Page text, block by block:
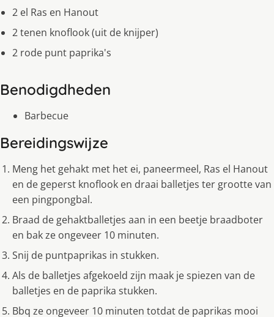
2 el Ras en Hanout
2 tenen knoflook (uit de knijper)
2 rode punt paprika's
Benodigdheden
Barbecue
Bereidingswijze
Meng het gehakt met het ei, paneermeel, Ras el Hanout
en de geperst knoflook en draai balletjes ter grootte van
een pingpongbal.
Braad de gehaktballetjes aan in een beetje braadboter
en bak ze ongeveer 10 minuten.
Snij de puntpaprikas in stukken.
Als de balletjes afgekoeld zijn maak je spiezen van de
balletjes en de paprika stukken.
Bbq ze ongeveer 10 minuten totdat de paprikas mooi